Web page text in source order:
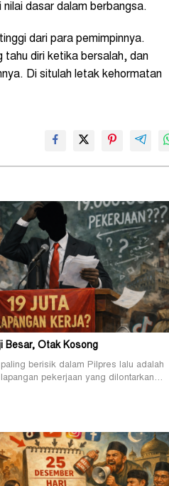
dasar dalam berbangsa.
dari para pemimpinnya.
diri ketika bersalah, dan
Di situlah letak kehormatan
Besar, Otak Kosong
berisik dalam Pilpres lalu adalah
pekerjaan yang dilontarkan…